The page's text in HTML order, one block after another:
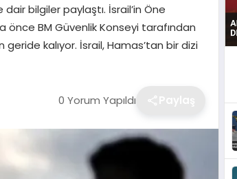
bilgiler paylaştı. İsrail’in Öne
BM Güvenlik Konseyi tarafından
kalıyor. İsrail, Hamas’tan bir dizi
0 Yorum Yapıldı